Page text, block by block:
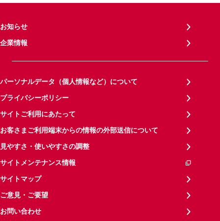
お知らせ
企業情報
パーソナルデータ（個人情報など）について
プライバシーポリシー
サイトご利用にあたって
お客さまご利用端末からの情報の外部送信について
見やすさ・使いやすさの調整
サイトメンテナンス情報
サイトマップ
ご意見・ご要望
お問い合わせ